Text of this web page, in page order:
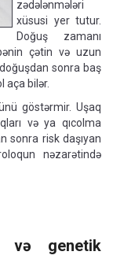
zədələnmələri
xüsusi yer tutur.
Doğuş zamanı
çətin və uzun
sonra baş
aça bilər.
göstərmir. Uşaq
və ya qıcolma
sonra risk daşıyan
nəzarətində
və genetik